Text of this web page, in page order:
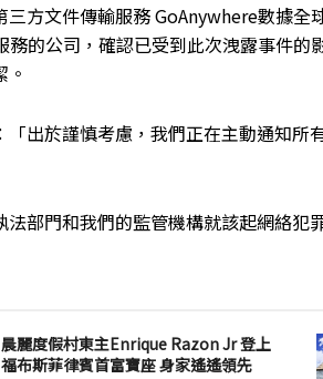
三方文件傳輸服務 GoAnywhere數據
務的公司，確認已受到此次洩露事件
「出於謹慎考慮，我們正在主動通知
法部門和我們的監管機構就該起網絡犯
晨麗度假村東主Enrique Razon Jr 登上
福布斯菲律賓首富寶座 身家遙遙領先